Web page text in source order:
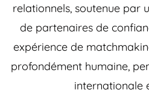
relationnels, soutenue par
de partenaires de
expérience de
profondément humaine,
internationale